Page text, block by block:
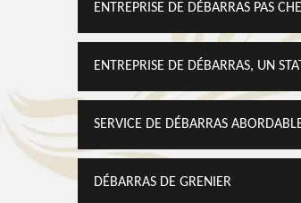
ENTREPRISE DE DÉBARRAS PAS
ENTREPRISE DE DÉBARRAS, UN
SERVICE DE DÉBARRAS
DÉBARRAS DE GRENIER